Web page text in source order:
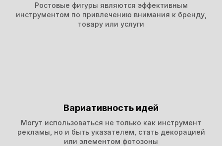
Ростовые фигуры являются эффективным
инструментом по привлечению внимания к бренду,
товару или услуги
Вариативность идей
Могут использоваться не только как инструмент
рекламы, но и быть указателем, стать декорацией
или элементом фотозоны